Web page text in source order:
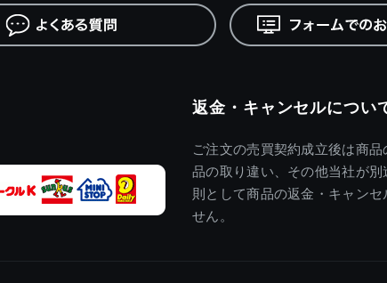
返金・キャンセルについ
ご注文の売買契約成立後は商
品の取り違い、その他当社が
則として商品の返金・キャン
せん。